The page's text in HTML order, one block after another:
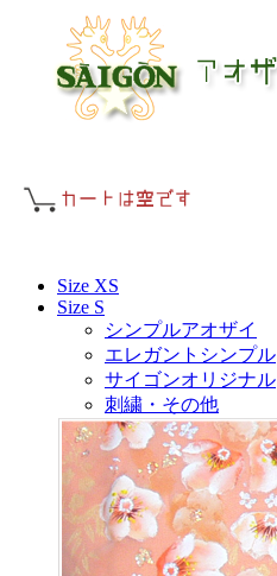
Size XS
Size S
シンプルアオザイ
エレガントシンプル
サイゴンオリジナル
刺繍・その他